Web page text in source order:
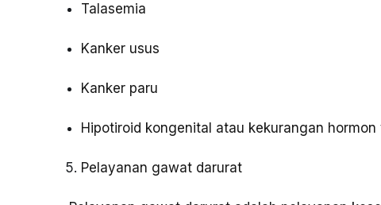
Talasemia
Kanker usus
Kanker paru
Hipotiroid kongenital atau kekurangan hormon
Pelayanan gawat darurat